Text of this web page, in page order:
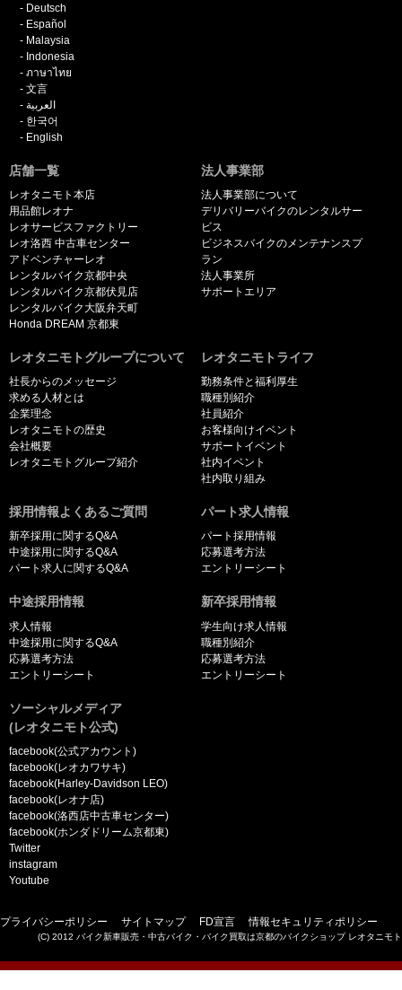
Deutsch
Español
Malaysia
Indonesia
ภาษาไทย
文言
العربية
한국어
English
店舗一覧
レオタニモト本店
用品館レオナ
レオサービスファクトリー
レオ洛西 中古車センター
アドベンチャーレオ
レンタルバイク京都中央
レンタルバイク京都伏見店
レンタルバイク大阪弁天町
Honda DREAM 京都東
法人事業部
法人事業部について
デリバリーバイクのレンタルサー
ビス
ビジネスバイクのメンテナンスプ
ラン
法人事業所
サポートエリア
レオタニモトグループについて
社長からのメッセージ
求める人材とは
企業理念
レオタニモトの歴史
会社概要
レオタニモトグループ紹介
レオタニモトライフ
勤務条件と福利厚生
職種別紹介
社員紹介
お客様向けイベント
サポートイベント
社内イベント
社内取り組み
採用情報よくあるご質問
新卒採用に関するQ&A
中途採用に関するQ&A
パート求人に関するQ&A
パート求人情報
パート採用情報
応募選考方法
エントリーシート
中途採用情報
求人情報
中途採用に関するQ&A
応募選考方法
エントリーシート
新卒採用情報
学生向け求人情報
職種別紹介
応募選考方法
エントリーシート
ソーシャルメディア
(レオタニモト公式)
facebook(公式アカウント)
facebook(レオカワサキ)
facebook(Harley-Davidson LEO)
facebook(レオナ店)
facebook(洛西店中古車センター)
facebook(ホンダドリーム京都東)
Twitter
instagram
Youtube
プライバシーポリシー サイトマップ FD宣言 情報セキュリティポリシー
(C) 2012 バイク新車販売・中古バイク・バイク買取は京都のバイクショップ レオタニモト